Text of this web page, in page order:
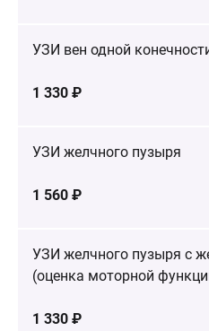
УЗИ вен одной
1 330 ₽
УЗИ желчного пузыря
1 560 ₽
УЗИ желчного пузыря с
(оценка моторной
1 330 ₽